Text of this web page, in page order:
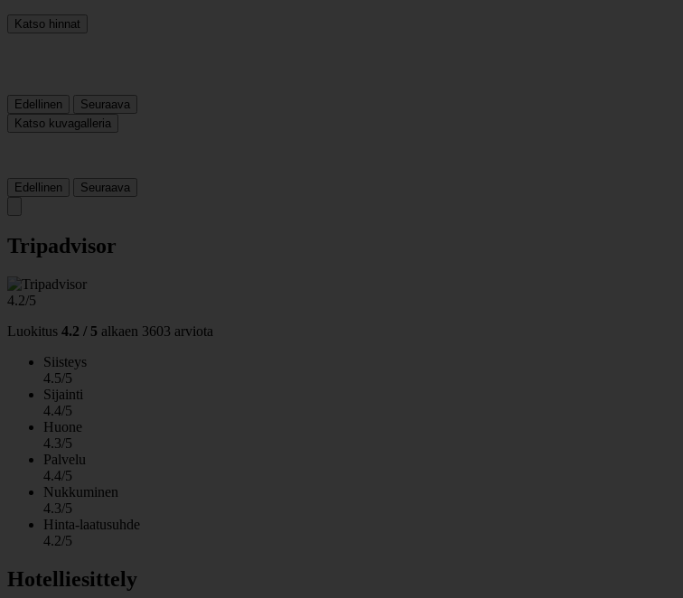
Katso hinnat
Edellinen
Seuraava
Katso kuvagalleria
Edellinen Seuraava
Tripadvisor
4.2/5
Luokitus 4.2 / 5 alkaen 3603 arviota
Siisteys
4.5/5
Sijainti
4.4/5
Huone
4.3/5
Palvelu
4.4/5
Nukkuminen
4.3/5
Hinta-laatusuhde
4.2/5
Hotelliesittely